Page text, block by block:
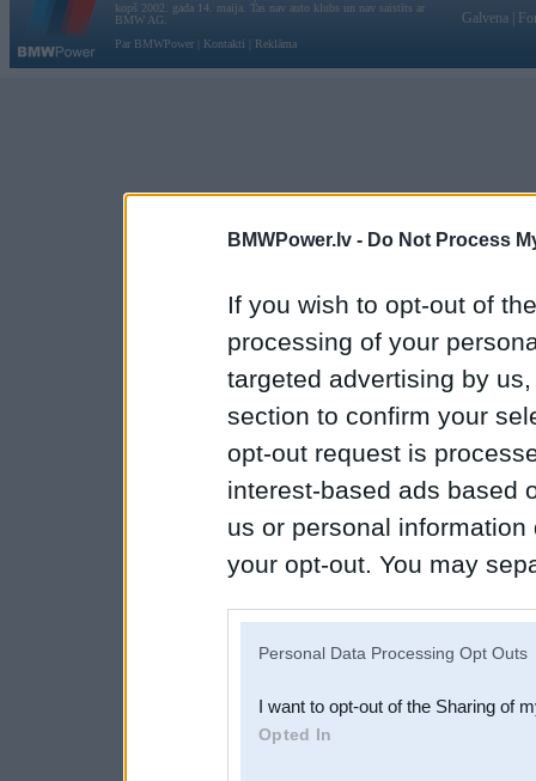
BMWPower.lv - Do Not Process
If you wish to opt-out of
processing of your
targeted advertising by
section to confirm your
opt-out request is
interest-based ads based
us or personal
your opt-out. You may
Downstream Participants
third parties.
Personal Data Processing Opt Outs
I want to opt-out of the Sharing of
Opted In
kopš 2002. gada 14. maija. Tas nav auto klubs un nav saistīts ar
BMW AG.
Par BMWPower
Kontakti Reklāma
Galvena